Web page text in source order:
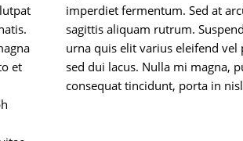
et
imperdiet fermentum. Sed at
sagittis aliquam rutrum.
urna quis elit varius eleifend vel
sed dui lacus. Nulla mi magna,
consequat tincidunt, porta in